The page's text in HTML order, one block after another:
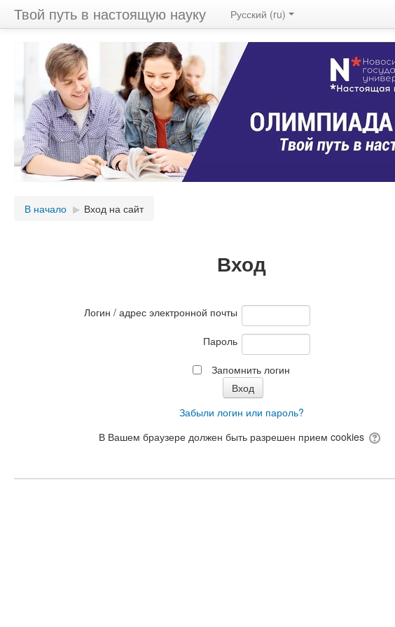
Твой путь в настоящую науку Русский ‎(ru)‎
В начало ▶︎ Вход на сайт
Вход
Логин / адрес электронной почты
Пароль
Запомнить логин
Забыли логин или пароль?
В Вашем браузере должен быть разрешен прием cookies